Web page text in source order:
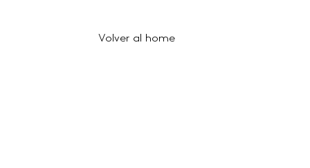
Volver al home